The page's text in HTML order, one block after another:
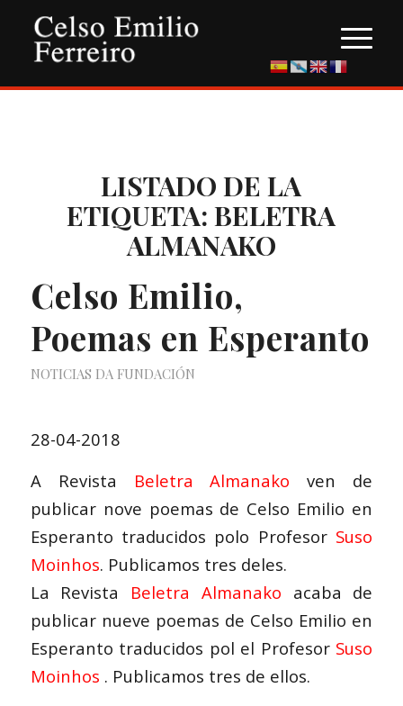
LISTADO DE LA
ETIQUETA:BELETRA
ALMANAKO
Celso Emilio,
Poemas en Esperanto
NOTICIAS DA FUNDACIÓN
28-04-2018
A Revista Beletra Almanako ven de
publicar nove poemas de Celso Emilio en
Esperanto traducidos polo Profesor Suso
Moinhos. Publicamos tres deles.
La Revista Beletra Almanako acaba de
publicar nueve poemas de Celso Emilio en
Esperanto traducidos pol el ProfesorSuso
Moinhos . Publicamos tres de ellos.